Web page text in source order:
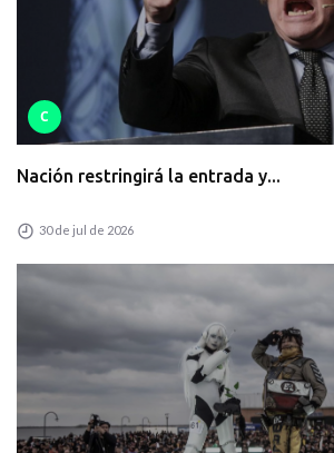
C
Nación restringirá la entrada y...
30 de jul de 2026